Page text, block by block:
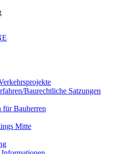
Baurechtliche Satzungen
für Bauherren
Mitte